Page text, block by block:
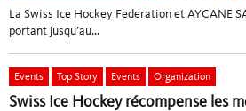
La Swiss Ice Hockey Federation et AYCANE
portant jusqu’au...
Events Top Story Events Organization
Swiss Ice Hockey récompense les